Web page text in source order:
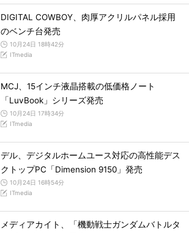
DIGITAL COWBOY、肉厚アクリルパネル採用
のベンチ台発売
10月24日 18時42分
ITmedia
MCJ、15インチ液晶搭載の低価格ノート
「LuvBook」シリーズ発売
10月24日 17時34分
ITmedia
デル、デジタルホームユース対応の高性能デス
クトップPC「Dimension 9150」発売
10月24日 16時54分
ITmedia
メディアカイト、「機動戦士ガンダムバトルタ